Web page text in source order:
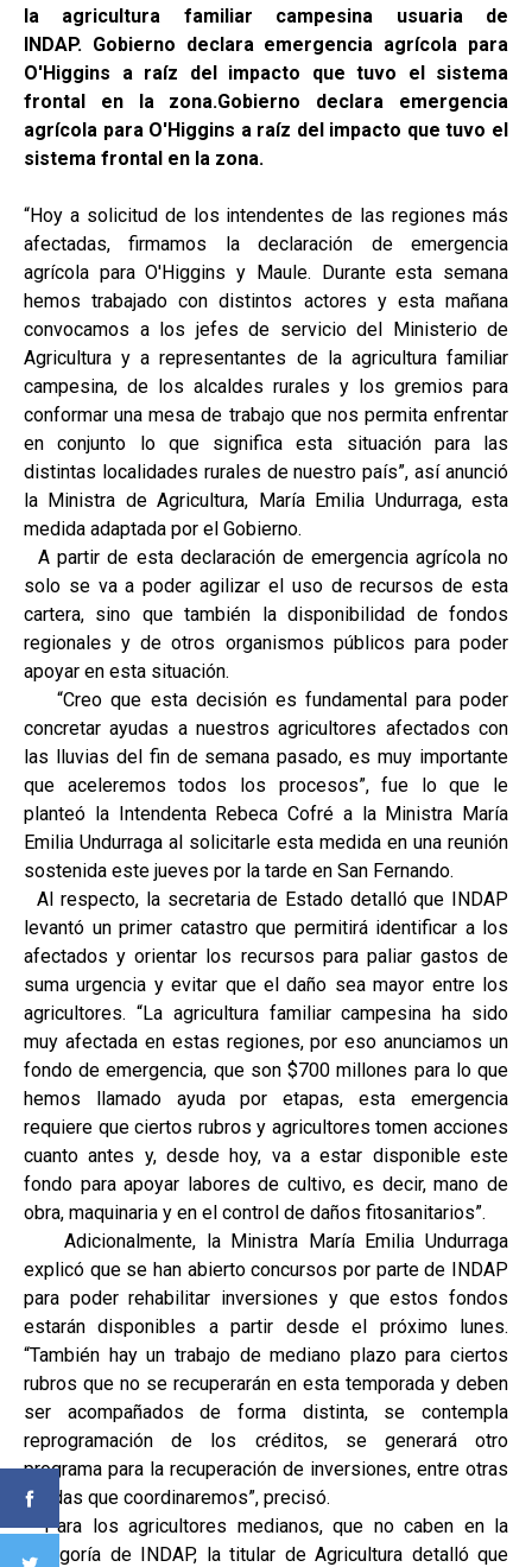
la agricultura familiar campesina usuaria de
INDAP. Gobierno declara emergencia agrícola para
O'Higgins a raíz del impacto que tuvo el sistema
frontal en la zona.Gobierno declara emergencia
agrícola para O'Higgins a raíz del impacto que tuvo el
sistema frontal en la zona.
“Hoy a solicitud de los intendentes de las regiones más
afectadas, firmamos la declaración de emergencia
agrícola para O'Higgins y Maule. Durante esta semana
hemos trabajado con distintos actores y esta mañana
convocamos a los jefes de servicio del Ministerio de
Agricultura y a representantes de la agricultura familiar
campesina, de los alcaldes rurales y los gremios para
conformar una mesa de trabajo que nos permita enfrentar
en conjunto lo que significa esta situación para las
distintas localidades rurales de nuestro país”, así anunció
la Ministra de Agricultura, María Emilia Undurraga, esta
medida adaptada por el Gobierno.
A partir de esta declaración de emergencia agrícola no
solo se va a poder agilizar el uso de recursos de esta
cartera, sino que también la disponibilidad de fondos
regionales y de otros organismos públicos para poder
apoyar en esta situación.
“Creo que esta decisión es fundamental para poder
concretar ayudas a nuestros agricultores afectados con
las lluvias del fin de semana pasado, es muy importante
que aceleremos todos los procesos”, fue lo que le
planteó la Intendenta Rebeca Cofré a la Ministra María
Emilia Undurraga al solicitarle esta medida en una reunión
sostenida este jueves por la tarde en San Fernando.
Al respecto, la secretaria de Estado detalló que INDAP
levantó un primer catastro que permitirá identificar a los
afectados y orientar los recursos para paliar gastos de
suma urgencia y evitar que el daño sea mayor entre los
agricultores. “La agricultura familiar campesina ha sido
muy afectada en estas regiones, por eso anunciamos un
fondo de emergencia, que son $700 millones para lo que
hemos llamado ayuda por etapas, esta emergencia
requiere que ciertos rubros y agricultores tomen acciones
cuanto antes y, desde hoy, va a estar disponible este
fondo para apoyar labores de cultivo, es decir, mano de
obra, maquinaria y en el control de daños fitosanitarios”.
Adicionalmente, la Ministra María Emilia Undurraga
explicó que se han abierto concursos por parte de INDAP
para poder rehabilitar inversiones y que estos fondos
estarán disponibles a partir desde el próximo lunes.
“También hay un trabajo de mediano plazo para ciertos
rubros que no se recuperarán en esta temporada y deben
ser acompañados de forma distinta, se contempla
reprogramación de los créditos, se generará otro
programa para la recuperación de inversiones, entre otras
ayudas que coordinaremos”, precisó.
Para los agricultores medianos, que no caben en la
categoría de INDAP, la titular de Agricultura detalló que